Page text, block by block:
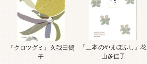
『クロツグミ』久我田鶴
子
『三本のやまぼふし』花
山多佳子